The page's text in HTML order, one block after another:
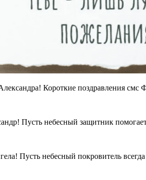
Короткие поздравления смс
Пусть небесный защитник
Пусть небесный покровитель всегда